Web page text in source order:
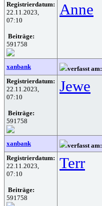
Registrierdatum:
22.11.2023,
07:10
Beiträge:
591758
Anne
xanbank verfasst am:
Registrierdatum:
22.11.2023,
07:10
Beiträge:
591758
Jewe
xanbank verfasst am:
Registrierdatum:
22.11.2023,
07:10
Beiträge:
591758
Terr